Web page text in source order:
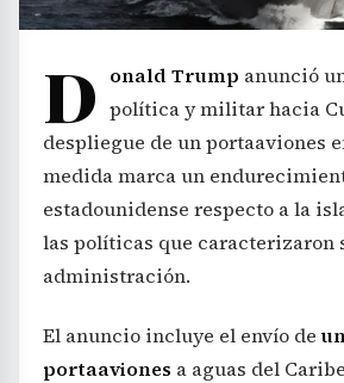
D onald Trump anunció
política y militar hacia
despliegue de un portaaviones
medida marca un
estadounidense respecto a la
las políticas que caracterizaron
administración.
El anuncio incluye el envío de
portaaviones a aguas del